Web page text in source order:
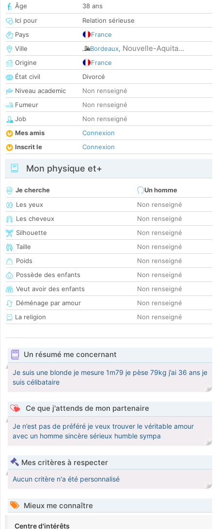
Âge
38 ans
Ici pour
Relation sérieuse
Pays
France
Ville
Bordeaux, Nouvelle-Aquita...
Origine
France
État civil
Divorcé
Niveau academic
Non renseigné
Fumeur
Non renseigné
Job
Non renseigné
Mes amis
Connexion
Inscrit le
Connexion
Mon physique et+
Je cherche
Un homme
Les yeux
Non renseigné
Les cheveux
Non renseigné
Silhouette
Non renseigné
Taille
Non renseigné
Poids
Non renseigné
Possède des enfants
Non renseigné
Veut avoir des enfants
Non renseigné
Déménage par amour
Non renseigné
La religion
Non renseigné
Un résumé me concernant
Je suis une blonde je mesure 1m79 je pèse 79kg j’ai 36 ans je
suis célibataire
Ce que j'attends de mon partenaire
Je n’est pas de préféré je veux trouver le véritable amour
avec un homme sincère sérieux humble sympa
Mes critères à respecter
Aucun critère n'a été personnalisé
Mieux me connaître
Centre d'intérêts